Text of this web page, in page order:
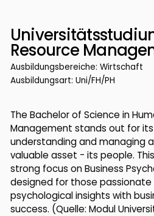
Resource
Ausbildungsbereiche: Wirtschaft
Ausbildungsart: Uni/FH/PH
The Bachelor of Science in
Management stands out for
understanding and managing
valuable asset - its people.
strong focus on Business
designed for those
psychological insights with
success. (Quelle: Modul